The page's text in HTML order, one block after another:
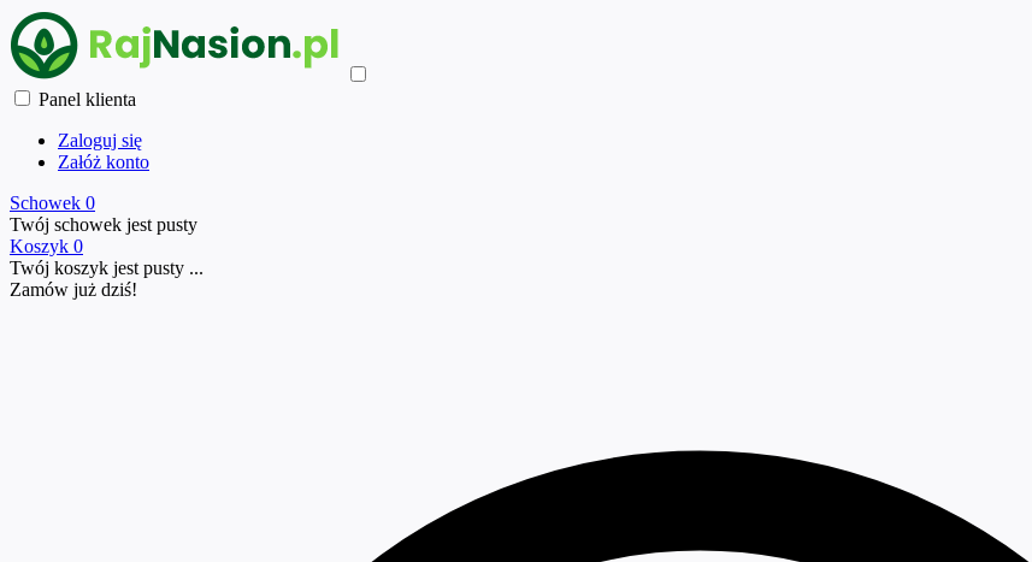
Panel klienta
Zaloguj się
Załóż konto
Schowek 0
Twój schowek jest pusty
Koszyk 0
Twój koszyk jest pusty ...
Zamów już dziś!